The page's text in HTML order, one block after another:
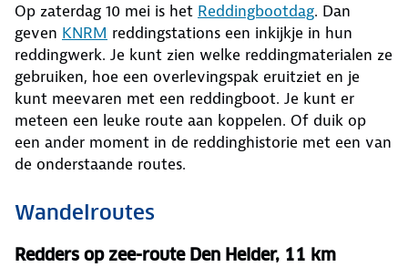
Op zaterdag 10 mei is het Reddingbootdag. Dan
geven KNRM reddingstations een inkijkje in hun
reddingwerk. Je kunt zien welke reddingmaterialen ze
gebruiken, hoe een overlevingspak eruitziet en je
kunt meevaren met een reddingboot. Je kunt er
meteen een leuke route aan koppelen. Of duik op
een ander moment in de reddinghistorie met een van
de onderstaande routes.
Wandelroutes
Redders op zee-route Den Helder, 11 km